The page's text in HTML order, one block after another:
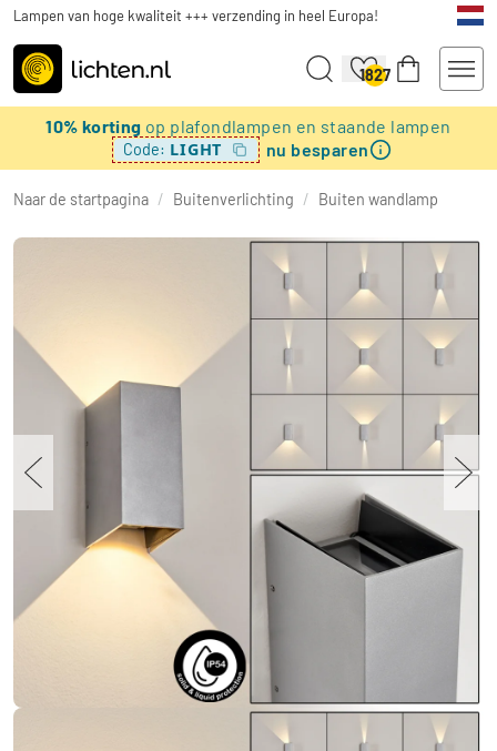
Lampen van hoge kwaliteit +++ verzending in heel Europa!
1827
10% korting op plafondlampen en staande lampen
Code: LIGHT nu besparen
Naar de startpagina / Buitenverlichting / Buiten wandlamp